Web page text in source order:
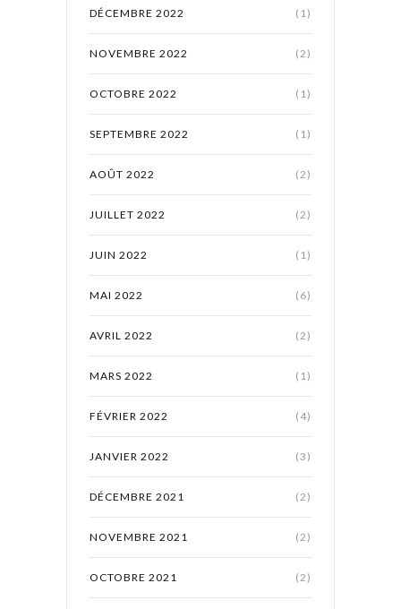
DÉCEMBRE 2022 (1)
NOVEMBRE 2022 (2)
OCTOBRE 2022 (1)
SEPTEMBRE 2022 (1)
AOÛT 2022 (2)
JUILLET 2022 (2)
JUIN 2022 (1)
MAI 2022 (6)
AVRIL 2022 (2)
MARS 2022 (1)
FÉVRIER 2022 (4)
JANVIER 2022 (3)
DÉCEMBRE 2021 (2)
NOVEMBRE 2021 (2)
OCTOBRE 2021 (2)